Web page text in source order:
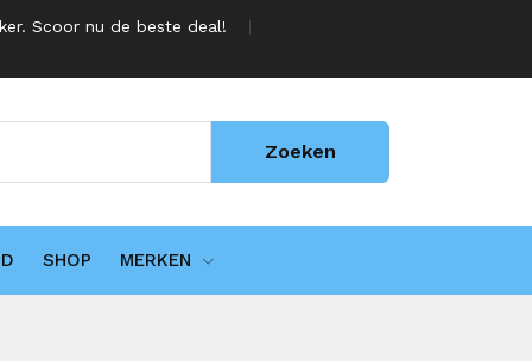
Scoor nu de beste deal!
Zoeken
SHOP MERKEN